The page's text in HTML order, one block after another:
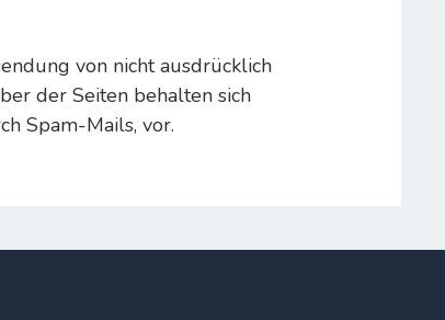
von nicht ausdrücklich
der Seiten behalten sich
Spam-Mails, vor.